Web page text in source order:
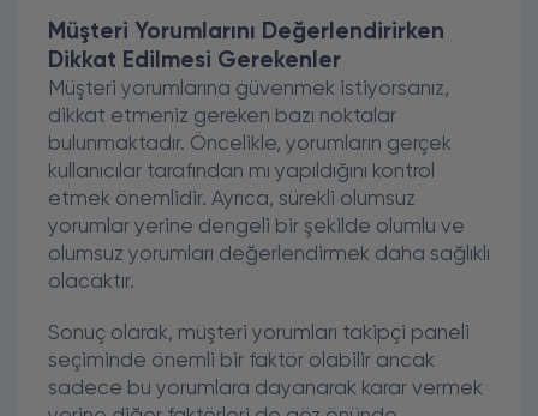
Müşteri Yorumlarını Değerlendirirken
Dikkat Edilmesi Gerekenler
Müşteri yorumlarına güvenmek istiyorsanız,
dikkat etmeniz gereken bazı noktalar
bulunmaktadır. Öncelikle, yorumların gerçek
kullanıcılar tarafından mı yapıldığını kontrol
etmek önemlidir. Ayrıca, sürekli olumsuz
yorumlar yerine dengeli bir şekilde olumlu ve
olumsuz yorumları değerlendirmek daha sağlıklı
olacaktır.
Sonuç olarak, müşteri yorumları takipçi paneli
seçiminde önemli bir faktör olabilir ancak
sadece bu yorumlara dayanarak karar vermek